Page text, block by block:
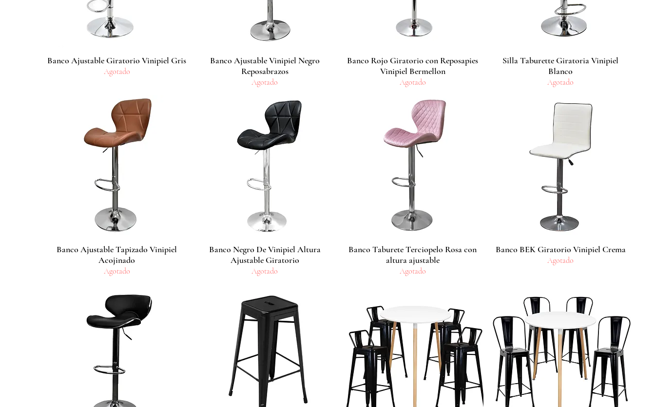
Vista rápida
Banco Ajustable Giratorio Vinipiel Gris
Agotado
Vista rápida
Banco Ajustable Vinipiel Negro
Reposabrazos
Agotado
Vista rápida
Banco Rojo Giratorio con Reposapies
Vinipiel Bermellon
Agotado
Vista rápida
Silla Taburette Giratoria Vinipiel
Blanco
Agotado
Vista rápida
Banco Ajustable Tapizado Vinipiel
Acojinado
Agotado
Vista rápida
Banco Negro De Vinipiel Altura
Ajustable Giratorio
Agotado
Vista rápida
Banco Taburete Terciopelo Rosa con
altura ajustable
Agotado
Vista rápida
Banco BEK Giratorio Vinipiel Crema
Agotado